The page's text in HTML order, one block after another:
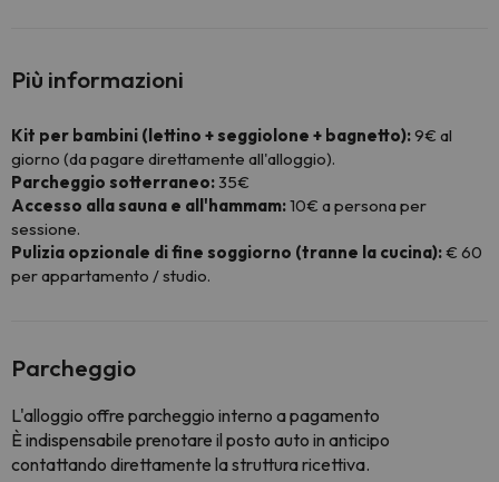
Più informazioni
Kit per bambini (lettino + seggiolone + bagnetto):9€ al
giorno (da pagare direttamente all'alloggio).
Parcheggio sotterraneo:35€
Accesso alla sauna e all'hammam:10€ a persona per
sessione.
Pulizia opzionale di fine soggiorno (tranne la cucina):€ 60
per appartamento / studio.
Parcheggio
L'alloggio offre parcheggio interno a pagamento
È indispensabile prenotare il posto auto in anticipo
contattando direttamente la struttura ricettiva.